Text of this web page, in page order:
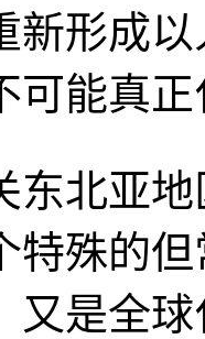
新形成
可能真
东北亚
特殊的
又是全